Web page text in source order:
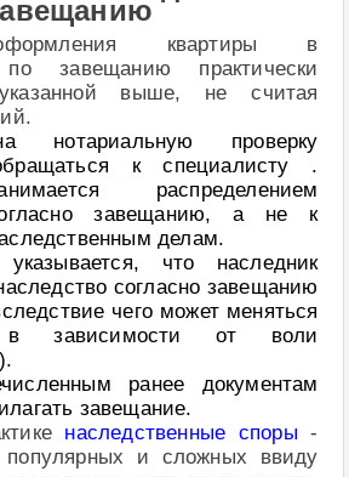
квартиры в
по завещанию практически
выше, не считая
нотариальную проверку
к специалисту .
распределением
завещанию, а не к
делам.
что наследник
согласно завещанию
чего может меняться
в зависимости от воли
ранее документам
завещание.
наследственные споры -
и сложных ввиду